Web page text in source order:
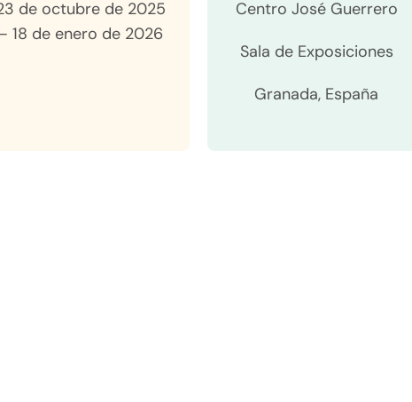
de octubre de 2025
18 de enero de 2026
Centro José Guerrero
Sala de Exposiciones
Granada, España